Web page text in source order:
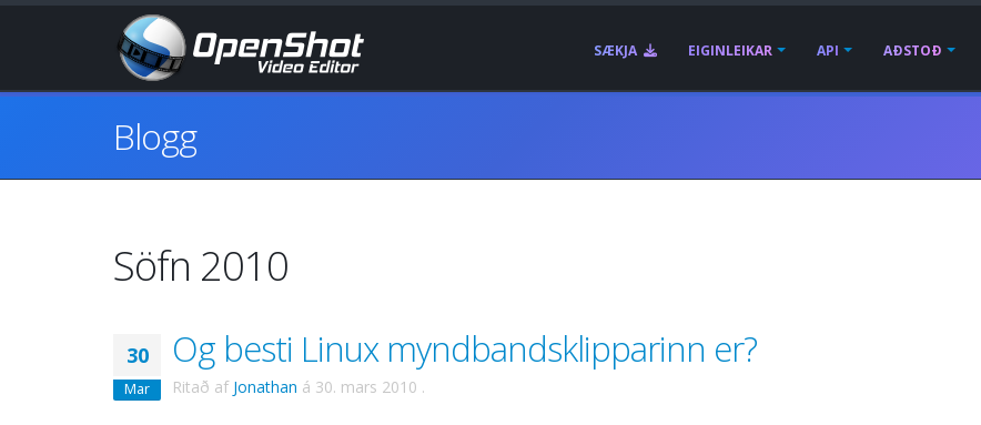
SÆKJA EIGINLEIKAR API AÐSTOÐ
Blogg
Söfn 2010
30
Mar
Og besti Linux myndbandsklipparinn er?
Ritað af Jonathan á 30. mars 2010 .